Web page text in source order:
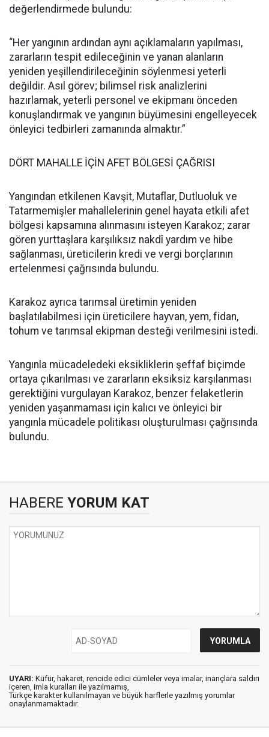
değerlendirmede bulundu:
“Her yangının ardından aynı açıklamaların yapılması,
zararların tespit edileceğinin ve yanan alanların
yeniden yeşillendirileceğinin söylenmesi yeterli
değildir. Asıl görev; bilimsel risk analizlerini
hazırlamak, yeterli personel ve ekipmanı önceden
konuşlandırmak ve yangının büyümesini engelleyecek
önleyici tedbirleri zamanında almaktır.”
DÖRT MAHALLE İÇİN AFET BÖLGESİ ÇAĞRISI
Yangından etkilenen Kavşit, Mutaflar, Dutluoluk ve
Tatarmemişler mahallelerinin genel hayata etkili afet
bölgesi kapsamına alınmasını isteyen Karakoz; zarar
gören yurttaşlara karşılıksız nakdî yardım ve hibe
sağlanması, üreticilerin kredi ve vergi borçlarının
ertelenmesi çağrısında bulundu.
Karakoz ayrıca tarımsal üretimin yeniden
başlatılabilmesi için üreticilere hayvan, yem, fidan,
tohum ve tarımsal ekipman desteği verilmesini istedi.
Yangınla mücadeledeki eksikliklerin şeffaf biçimde
ortaya çıkarılması ve zararların eksiksiz karşılanması
gerektiğini vurgulayan Karakoz, benzer felaketlerin
yeniden yaşanmaması için kalıcı ve önleyici bir
yangınla mücadele politikası oluşturulması çağrısında
bulundu.
HABERE YORUM KAT
UYARI: Küfür, hakaret, rencide edici cümleler veya imalar, inançlara saldırı
içeren, imla kuralları ile yazılmamış,
Türkçe karakter kullanılmayan ve büyük harflerle yazılmış yorumlar
onaylanmamaktadır.